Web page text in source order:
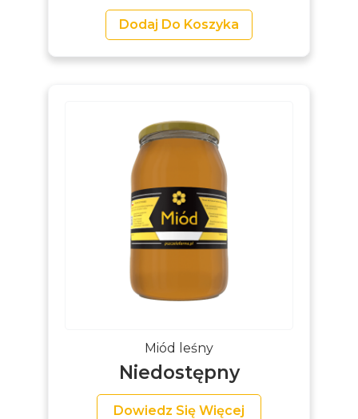
Dodaj Do Koszyka
Miód leśny
Niedostępny
Dowiedz Się Więcej